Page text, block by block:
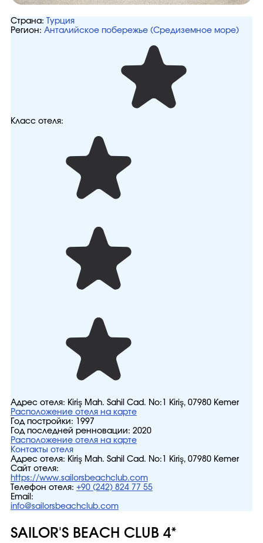
Страна:
Турция
Регион: Анталийское побережье (Средиземное море)
Класс отеля:
Адрес отеля: Kiriş Mah. Sahil Cad. No:1 Kiriş, 07980 Kemer
Расположение отеля на карте
Год постройки:
1997
Год последней ренновации: 2020
Расположение отеля на карте
Контакты отеля
Адрес отеля: Kiriş Mah. Sahil Cad. No:1 Kiriş, 07980 Kemer
Сайт отеля:
https://www.sailorsbeachclub.com
Телефон отеля: +90 (242) 824 77 55
Email:
info@sailorsbeachclub.com
SAILOR'S BEACH CLUB 4*